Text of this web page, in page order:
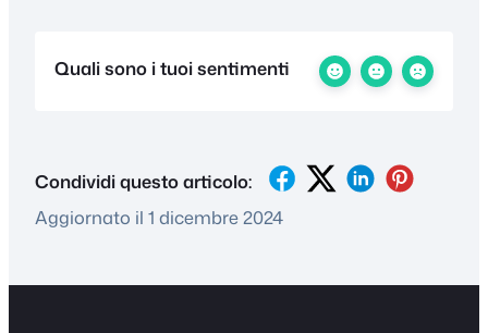
Quali sono i tuoi sentimenti
Condividi questo articolo:
Aggiornato il 1 dicembre 2024